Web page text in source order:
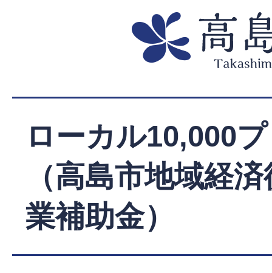
ローカル10,000
（高島市地域経
業補助金）